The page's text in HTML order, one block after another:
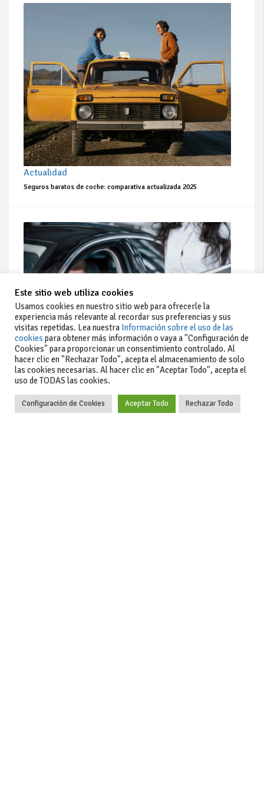
Actualidad
Seguros baratos de coche: comparativa actualizada 2025
Actualidad
Coches de ocasión: guía completa para comprar seguro
Este sitio web utiliza cookies
Usamos cookies en nuestro sitio web para ofrecerle la
experiencia más relevante al recordar sus preferencias y sus
visitas repetidas. Lea nuestra Información sobre el uso de las
cookies para obtener más información o vaya a "Configuración de
Cookies" para proporcionar un consentimiento controlado. Al
hacer clic en "Rechazar Todo", acepta el almacenamiento de solo
las cookies necesarias. Al hacer clic en "Aceptar Todo", acepta el
uso de TODAS las cookies.
Configuración de Cookies Aceptar Todo Rechazar Todo